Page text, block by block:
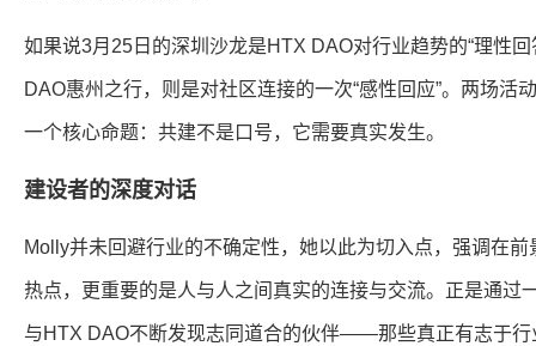
如果说3月25日的深圳沙龙是HTX DAO对行业趋势的“理性
DAO惠州之行，则是对社区连接的一次“感性回应”。两场活
一个核心命题：共建不是口号，它需要真实发生。
建设者的深度对话
Molly并未回避行业的不确定性，她以此为切入点，强调在
热点，更重要的是人与人之间真实的连接与交流。正是通过
与HTX DAO不断发现志同道合的伙伴——那些真正有志于行